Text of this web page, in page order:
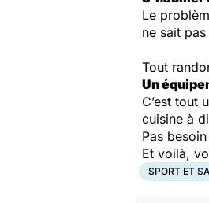
Le
ne sait
Tout
Un
C’est tout
cuisine à
Pas
Et voilà,
SPORT ET